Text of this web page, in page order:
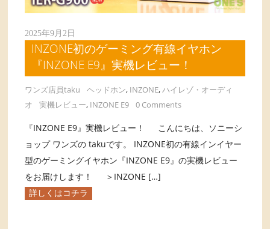
2025年9月2日
INZONE初のゲーミング有線イヤホン
『INZONE E9』実機レビュー！
ワンズ店員taku ヘッドホン, INZONE,ハイレゾ・オーディ
オ
実機レビュー, INZONE E9 0 Comments
『INZONE E9』実機レビュー！ こんにちは、ソニーシ
ョップ ワンズの takuです。 INZONE初の有線インイヤー
型のゲーミングイヤホン『INZONE E9』の実機レビュー
をお届けします！ ＞INZONE […]
詳しくはコチラ